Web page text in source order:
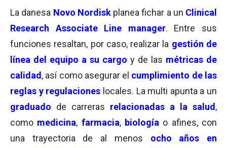
La danesa Novo Nordiskplanea fichar a un Clinical
Research Associate
Line manager. Entre sus
funciones resaltan, por caso, realizar la gestión de
línea del equipo a su cargo y de las métricas de
calidad , así como asegurar el cumplimiento de las
reglas y regulaciones locales. La multi apunta a un
graduado de carreras relacionadas a la salud ,
como medicina, farmacia,biología o afines, con
una trayectoria de al menos ocho años en